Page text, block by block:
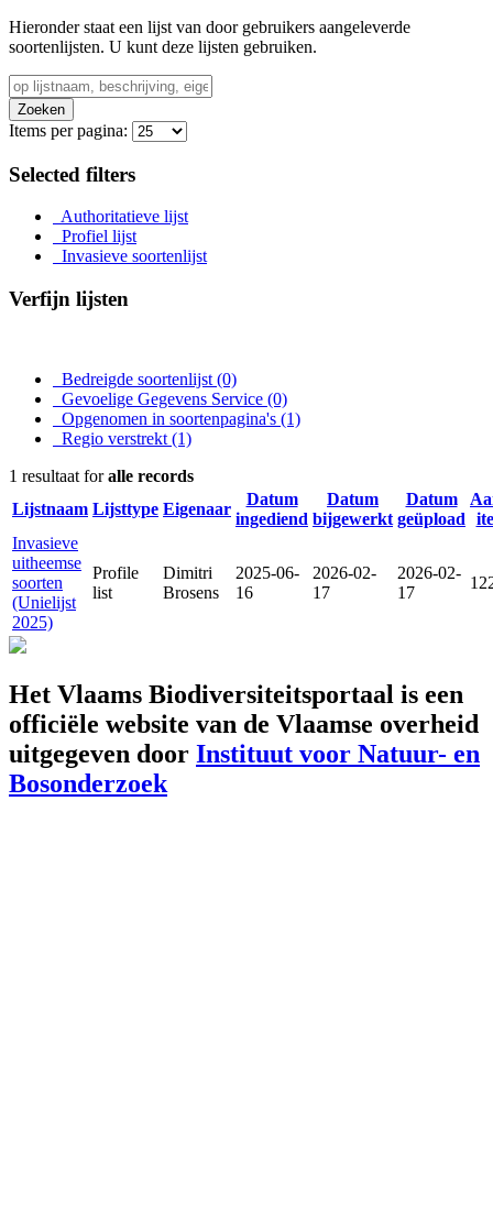
Hieronder staat een lijst van door gebruikers aangeleverde
soortenlijsten. U kunt deze lijsten gebruiken.
Zoeken
Items per pagina:
Selected filters
Authoritatieve lijst
Profiel lijst
Invasieve soortenlijst
Verfijn lijsten
Bedreigde soortenlijst (0)
Gevoelige Gegevens Service (0)
Opgenomen in soortenpagina's (1)
Regio verstrekt (1)
1 resultaat foralle records
Lijstnaam Lijsttype Eigenaar
Datum
ingediend
Datum
bijgewerkt
Datum
geüpload
Invasieve
uitheemse
soorten
(Unielijst
2025)
Profile
list
Dimitri
Brosens
2025-06-
16
2026-02-
17
2026-02-
17
Het Vlaams Biodiversiteitsportaal is een
officiële website van de Vlaamse overheid
uitgegeven door Instituut voor Natuur- en
Bosonderzoek